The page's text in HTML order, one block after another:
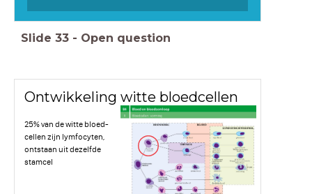
Slide 33 - Open question
Ontwikkeling witte bloedcellen
25% van de witte bloed-
cellen zijn lymfocyten,
ontstaan uit dezelfde
stamcel